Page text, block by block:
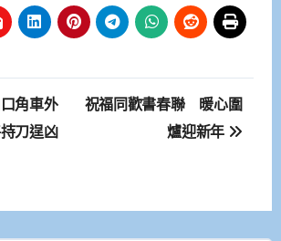
角車外
刀逞凶
祝福同歡書春聯 暖心圍
爐迎新年